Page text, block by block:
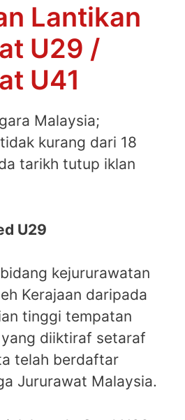
Lantikan
U29 /
U41
Malaysia;
kurang dari 18
tarikh tutup iklan
U29
kejururawatan
Kerajaan daripada
tinggi tempatan
diiktiraf setaraf
telah berdaftar
Jururawat Malaysia.